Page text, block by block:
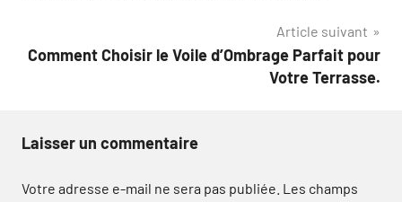
Article suivant
Comment Choisir le Voile d’Ombrage Parfait pour
Votre Terrasse.
Laisser un commentaire
Votre adresse e-mail ne sera pas publiée. Les champs